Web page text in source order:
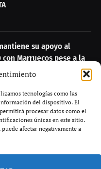
tecnologías como las
del dispositivo. El
procesar datos como el
únicas en este sitio.
afectar negativamente a
al ser abordada por las
sobre su vida
expresado previamente
sobre un
que «no es verdad».
cercana con su
desde hace